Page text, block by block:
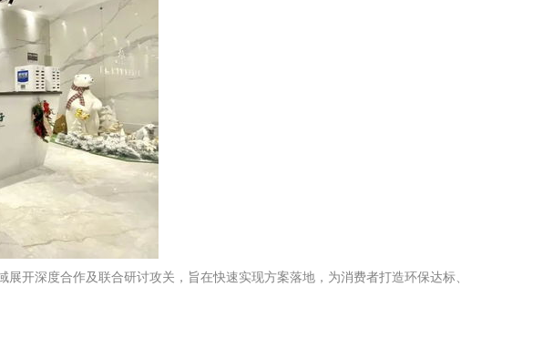
开深度合作及联合研讨攻关，旨在快速实现方案落地，为消费者打造环保达标、